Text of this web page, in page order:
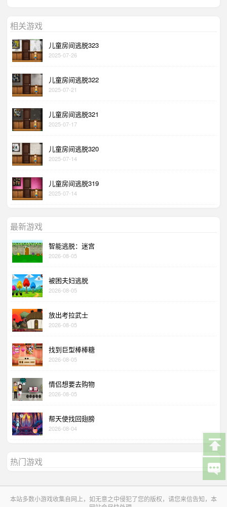
相关游戏
儿童房间逃脱323
2025-07-26
儿童房间逃脱322
2025-07-21
儿童房间逃脱321
2025-07-17
儿童房间逃脱320
2025-07-14
儿童房间逃脱319
2025-07-14
最新游戏
智能逃脱：迷宫
2026-08-05
被困夫妇逃脱
2026-08-05
放出考拉武士
2026-08-05
找到巨型棒棒糖
2026-08-05
情侣想要去购物
2026-08-05
帮天使找回翅膀
2026-08-04
热门游戏
本站多数小游戏收集自网上，如无意之中侵犯了您的版权，请您来信告知，本